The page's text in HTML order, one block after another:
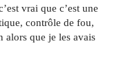
vrai que c’est une
contrôle de fou,
que je les avais